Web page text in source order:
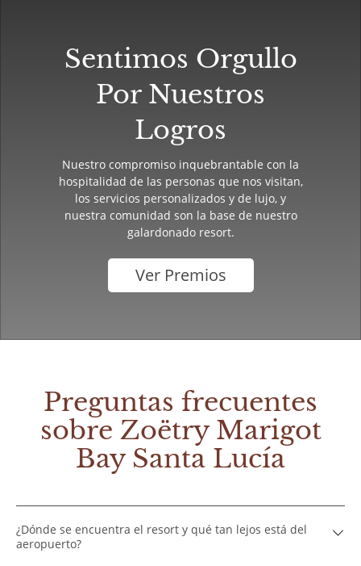
Sentimos Orgullo
Por Nuestros
Logros
Nuestro compromiso inquebrantable con la
hospitalidad de las personas que nos visitan,
los servicios personalizados y de lujo, y
nuestra comunidad son la base de nuestro
galardonado resort.
Ver Premios
Preguntas frecuentes
sobre Zoëtry Marigot
Bay Santa Lucía
¿Dónde se encuentra el resort y qué tan lejos está del
aeropuerto?